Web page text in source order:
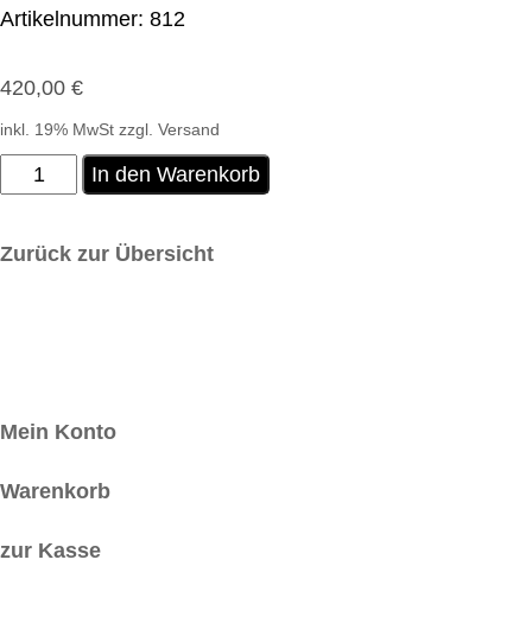
Artikelnummer: 812
420,00 €
inkl. 19% MwSt zzgl. Versand
Halsreif,
In den Warenkorb
Zurück zur Übersicht
Mein Konto
Warenkorb
zur Kasse